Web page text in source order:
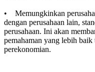
• Memungkinkan
dengan perusahaan lain,
perusahaan. Ini akan
pemahaman yang lebih
perekonomian.